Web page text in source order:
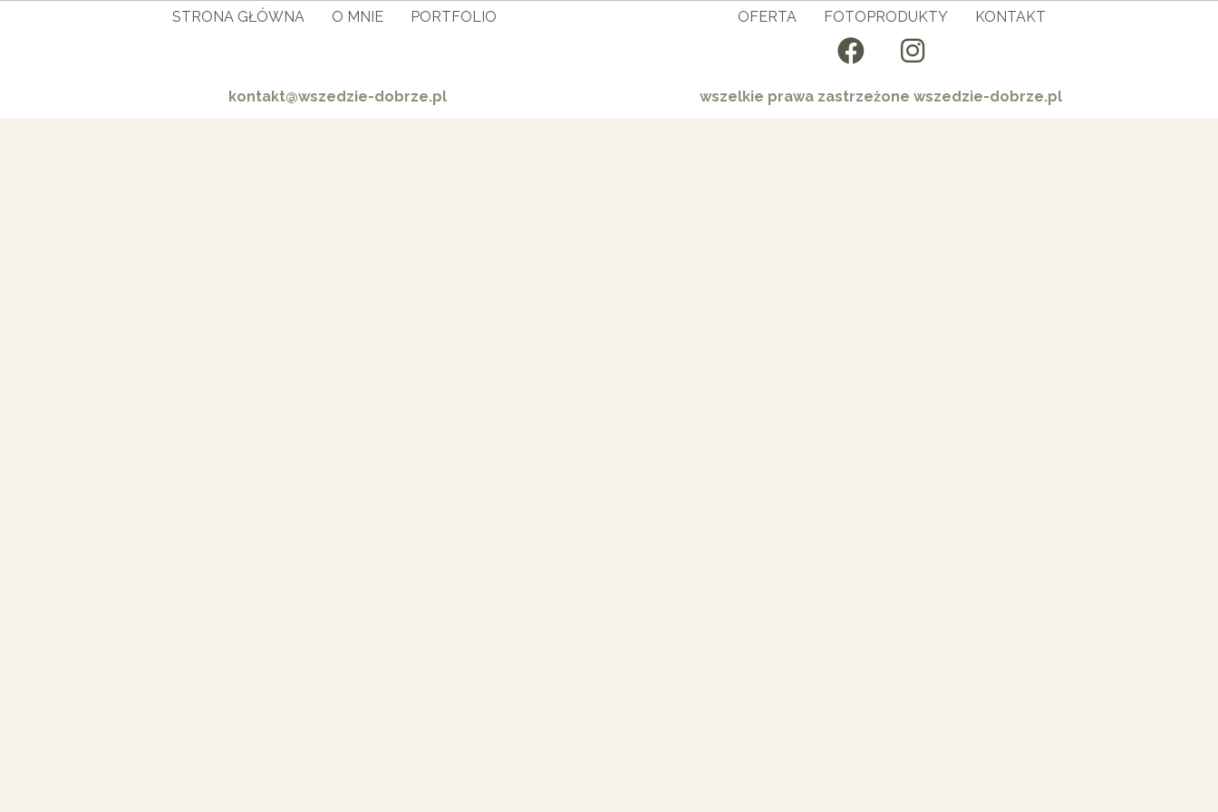
STRONA GŁÓWNA O MNIE PORTFOLIO OFERTA FOTOPRODUKTY KONTAKT
kontakt@wszedzie-dobrze.pl wszelkie prawa zastrzeżone wszedzie-dobrze.pl